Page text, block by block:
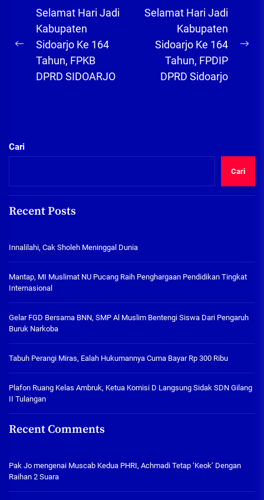
Navigasi
pos
Previous
Selamat Hari Jadi
Kabupaten
Sidoarjo Ke 164
Tahun, FPKB
DPRD SIDOARJO
Selamat Hari Jadi
Kabupaten
Sidoarjo Ke 164
Tahun, FPDIP
DPRD Sidoarjo
Cari
Cari
Recent Posts
Innalilahi, Cak Sholeh Meninggal Dunia
Mantap, MI Muslimat NU Pucang Raih Penghargaan Pendidikan Tingkat
Internasional
Gelar FGD Bersama BNN, SMP Al Muslim Bentengi Siswa Dari Pengaruh
Buruk Narkoba
Tabuh Perangi Miras, Ealah Hukumannya Cuma Bayar Rp 300 Ribu
Plafon Ruang Kelas Ambruk, Ketua Komisi D Langsung Sidak SDN Gilang
II Tulangan
Recent Comments
Pak Jo mengenai Muscab Kedua PHRI, Achmadi Tetap ‘Keok’ Dengan
Raihan 2 Suara